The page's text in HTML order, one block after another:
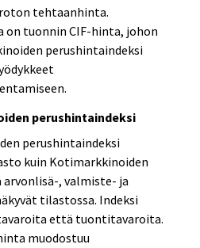
tehtaanhinta.
tuonnin CIF-hinta, johon
perushintaindeksi
perushintaindeksi
perushintaindeksi
kuin Kotimarkkinoiden
, valmiste- ja
tilastossa. Indeksi
että tuontitavaroita.
muodostuu